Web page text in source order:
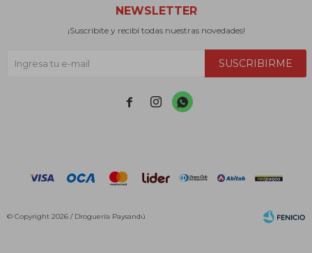
NEWSLETTER
¡Suscribite y recibí todas nuestras novedades!
SUSCRIBIRME
  
© Copyright 2026 / Droguería Paysandú